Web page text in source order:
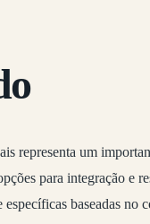
representa um
para integração e
baseadas no